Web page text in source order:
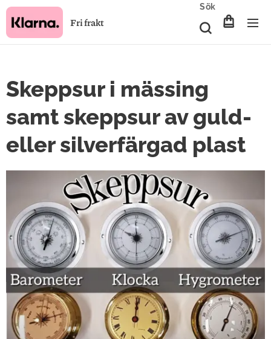
Fri frakt
Sök
Skeppsur i mässing
samt skeppsur av guld-
eller silverfärgad plast